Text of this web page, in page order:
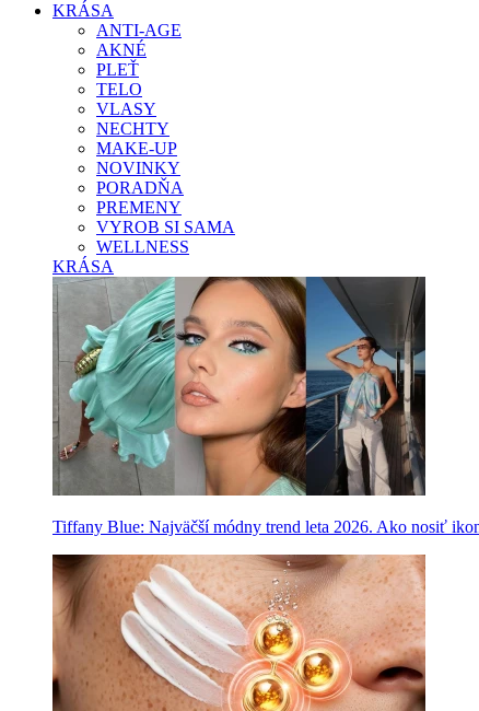
KRÁSA
ANTI-AGE
AKNÉ
PLEŤ
TELO
VLASY
NECHTY
MAKE-UP
NOVINKY
PORADŇA
PREMENY
VYROB SI SAMA
WELLNESS
KRÁSA
Tiffany Blue: Najväčší módny trend leta 2026. Ako nosiť